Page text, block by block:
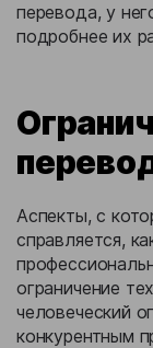
перевода, у
подробнее их
Аспекты, с
справляется,
ограничение
человеческий
конкурентным